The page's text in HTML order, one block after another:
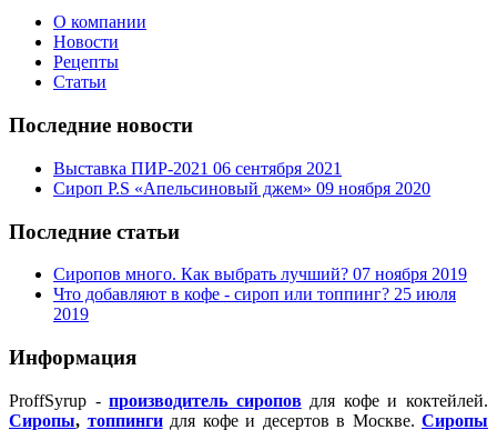
О компании
Новости
Рецепты
Статьи
Последние новости
Выставка ПИР-2021 06 сентября 2021
Сироп P.S «Апельсиновый джем» 09 ноября 2020
Последние статьи
Сиропов много. Как выбрать лучший? 07 ноября 2019
Что добавляют в кофе - сироп или топпинг? 25 июля
2019
Информация
ProffSyrup -производитель сироповдля кофе и коктейлей.
Сиропы, топпингидля кофе и десертов в Москве. Сиропы